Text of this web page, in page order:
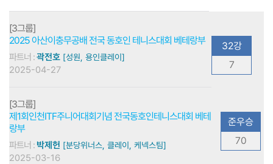
[3그룹]
2025 아산이충무공배 전국 동호인 테니스대회 베테랑부
파트너 :곽전호 [성원, 용인클레이]
2025-04-27
32강
7
[3그룹]
제1회인천ITF주니어대회기념 전국동호인테니스대회 베테
랑부
파트너 :박제헌 [분당위너스, 클레이, 케넥스팀]
2025-03-16
준우승
70